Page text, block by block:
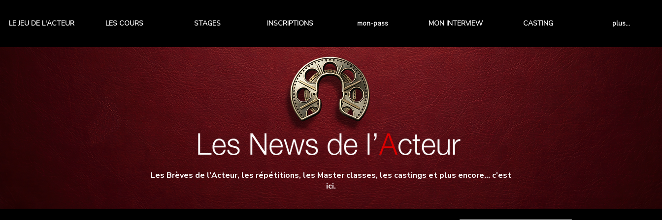
LE JEU DE L'ACTEUR LES COURS STAGES INSCRIPTIONS mon-pass MON INTERVIEW CASTING plus...
Les Brèves de l'Acteur, les répétitions, les Master classes, les castings et plus encore... c'est
ici.